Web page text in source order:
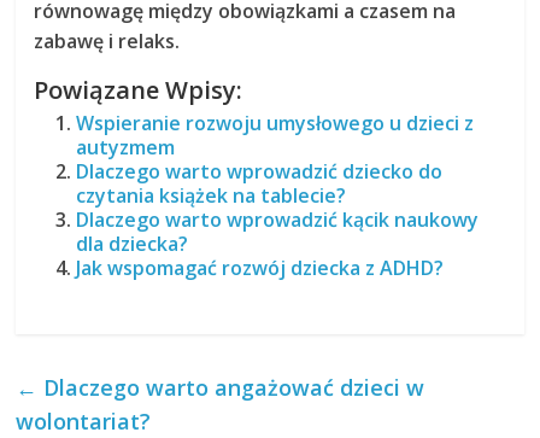
równowagę między obowiązkami a czasem na
zabawę i relaks.
Powiązane Wpisy:
Wspieranie rozwoju umysłowego u dzieci z
autyzmem
Dlaczego warto wprowadzić dziecko do
czytania książek na tablecie?
Dlaczego warto wprowadzić kącik naukowy
dla dziecka?
Jak wspomagać rozwój dziecka z ADHD?
← Dlaczego warto angażować dzieci w
wolontariat?